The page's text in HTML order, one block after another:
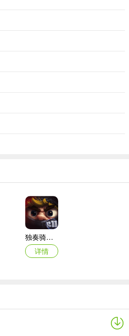
独奏骑士2024最新版
详情
突变区恐怖地堡最新版本